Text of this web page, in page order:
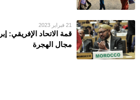
21 فبراير 2023
قمة الاتحاد الإفريقي:
مجال الهجرة